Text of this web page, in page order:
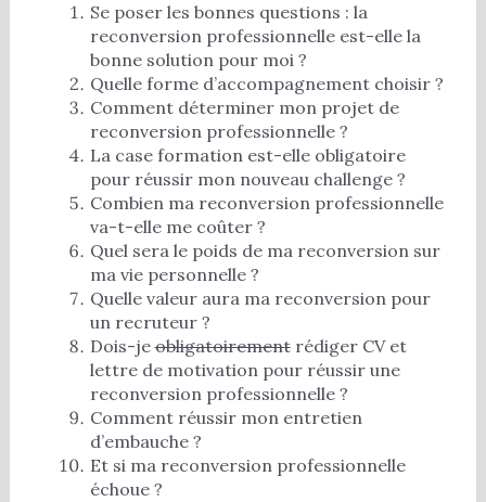
Se poser les bonnes questions : la
reconversion professionnelle est-elle la
bonne solution pour moi ?
Quelle forme d’accompagnement choisir ?
Comment déterminer mon projet de
reconversion professionnelle ?
La case formation est-elle obligatoire
pour réussir mon nouveau challenge ?
Combien ma reconversion professionnelle
va-t-elle me coûter ?
Quel sera le poids de ma reconversion sur
ma vie personnelle ?
Quelle valeur aura ma reconversion pour
un recruteur ?
Dois-jeobligatoirementrédiger CV et
lettre de motivation pour réussir une
reconversion professionnelle ?
Comment réussir mon entretien
d’embauche ?
Et si ma reconversion professionnelle
échoue ?